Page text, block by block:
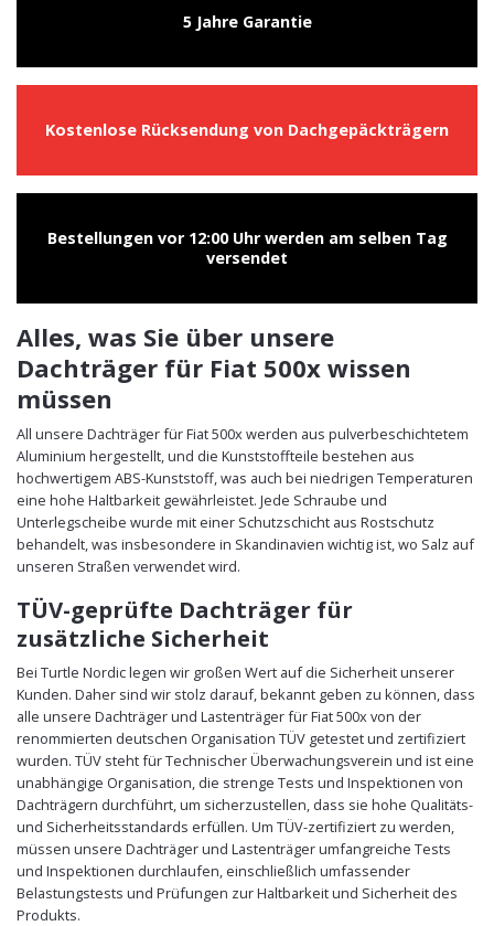
5 Jahre Garantie
Kostenlose Rücksendung von Dachgepäckträgern
Bestellungen vor 12:00 Uhr werden am selben Tag
versendet
Alles, was Sie über unsere
Dachträger für Fiat 500x wissen
müssen
All unsere Dachträger für Fiat 500x werden aus pulverbeschichtetem
Aluminium hergestellt, und die Kunststoffteile bestehen aus
hochwertigem ABS-Kunststoff, was auch bei niedrigen Temperaturen
eine hohe Haltbarkeit gewährleistet. Jede Schraube und
Unterlegscheibe wurde mit einer Schutzschicht aus Rostschutz
behandelt, was insbesondere in Skandinavien wichtig ist, wo Salz auf
unseren Straßen verwendet wird.
TÜV-geprüfte Dachträger für
zusätzliche Sicherheit
Bei Turtle Nordic legen wir großen Wert auf die Sicherheit unserer
Kunden. Daher sind wir stolz darauf, bekannt geben zu können, dass
alle unsere Dachträger und Lastenträger für Fiat 500x von der
renommierten deutschen Organisation TÜV getestet und zertifiziert
wurden. TÜV steht für Technischer Überwachungsverein und ist eine
unabhängige Organisation, die strenge Tests und Inspektionen von
Dachträgern durchführt, um sicherzustellen, dass sie hohe Qualitäts-
und Sicherheitsstandards erfüllen. Um TÜV-zertifiziert zu werden,
müssen unsere Dachträger und Lastenträger umfangreiche Tests
und Inspektionen durchlaufen, einschließlich umfassender
Belastungstests und Prüfungen zur Haltbarkeit und Sicherheit des
Produkts.